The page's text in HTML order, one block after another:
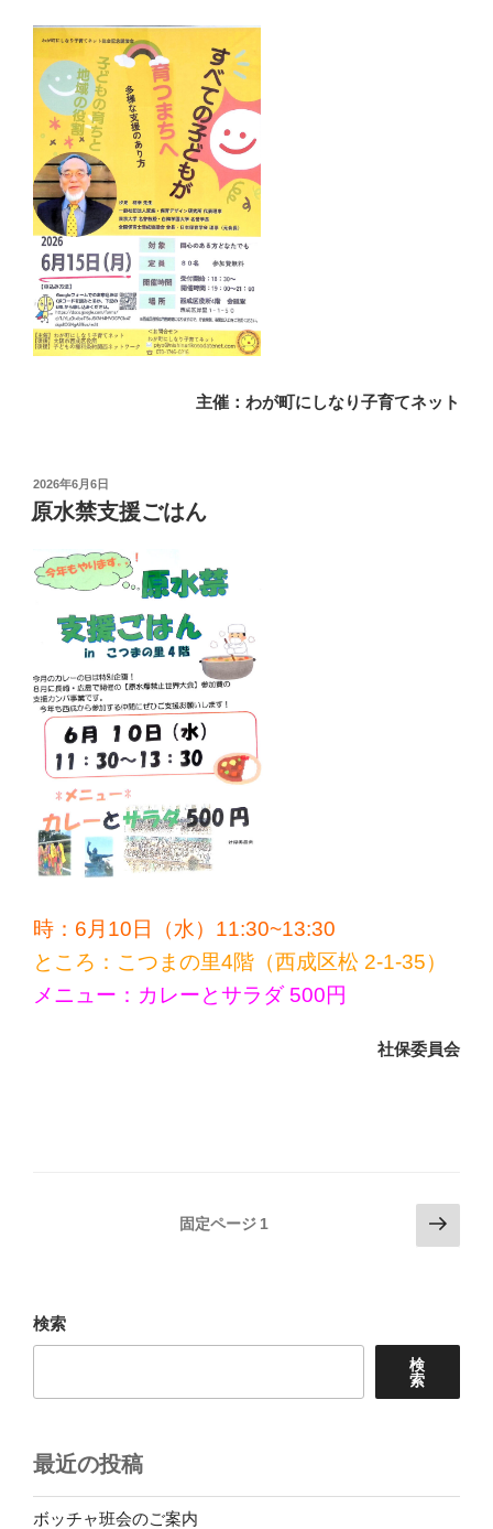
主催：わが町にしなり子育てネット
投
稿
日:
2026年6月6日
原水禁支援ごはん
時：6月10日（水）11:30~13:30
ところ：こつまの里4階（西成区松 2-1-35）
メニュー：カレーとサラダ 500円
社保委員会
ペ
ー
送
固定ページ 1
次
の
検索
検
索
最近の投稿
ボッチャ班会のご案内